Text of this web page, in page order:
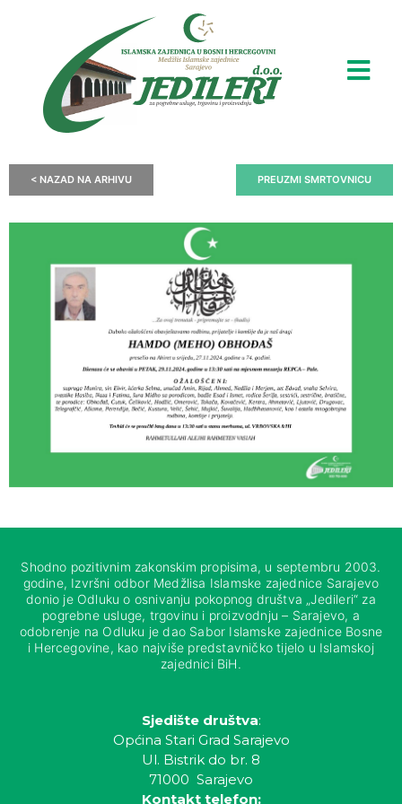
< NAZAD NA ARHIVU PREUZMI SMRTOVNICU
Shodno pozitivnim zakonskim propisima, u septembru 2003.
godine, Izvršni odbor Medžlisa Islamske zajednice Sarajevo
donio je Odluku o osnivanju pokopnog društva „Jedileri“ za
pogrebne usluge, trgovinu i proizvodnju – Sarajevo, a
odobrenje na Odluku je dao Sabor Islamske zajednice Bosne
i Hercegovine, kao najviše predstavničko tijelo u Islamskoj
zajednici BiH.
Sjedište društva:
Općina Stari Grad Sarajevo
Ul. Bistrik do br. 8
71000 Sarajevo
Kontakt telefon: